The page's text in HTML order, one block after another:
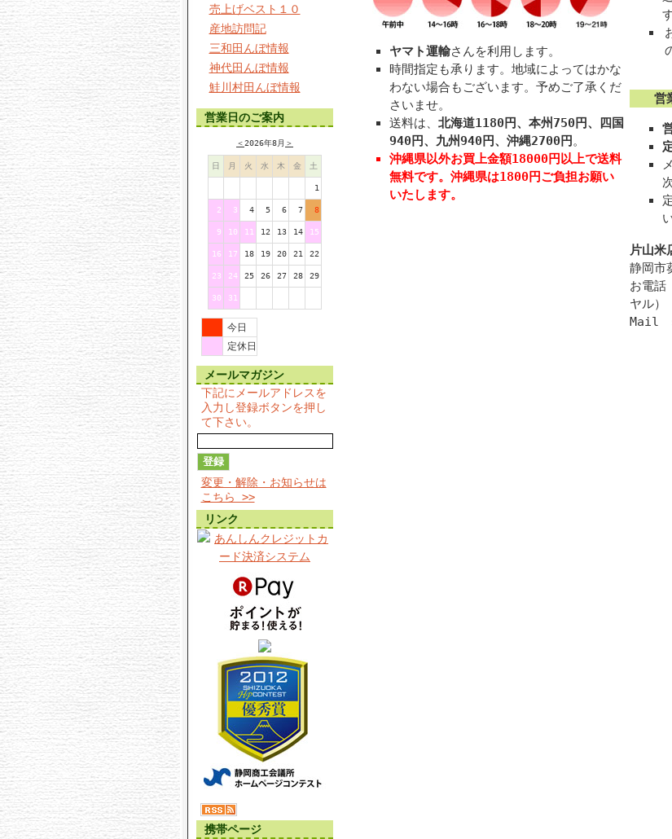
売上げベスト１０
産地訪問記
三和田んぼ情報
神代田んぼ情報
鮭川村田んぼ情報
営業日のご案内
＜2026年8月 ＞
日 月 火 水 木 金 土
1
2 3 4 5 6 7 8
9 10 11 12 13 14 15
16 17 18 19 20 21 22
23 24 25 26 27 28 29
30 31
今日
定休日
メールマガジン
下記にメールアドレスを
入力し登録ボタンを押し
て下さい。
変更・解除・お知らせは
こちら >>
リンク
携帯ページ
ヤマト運輸さんを利用します。
時間指定も承ります。地域によってはかな
わない場合もございます。予めご了承くだ
さいませ。
送料は、 北海道1180円、本州750円、四国
940円、九州940円、沖縄2700円。
沖縄県以外お買上金額18000円以上で送料
無料です。 沖縄県は1800円ご負担お願い
いたします。
営業
片山米
静岡市
お電話
ヤル）
Mail